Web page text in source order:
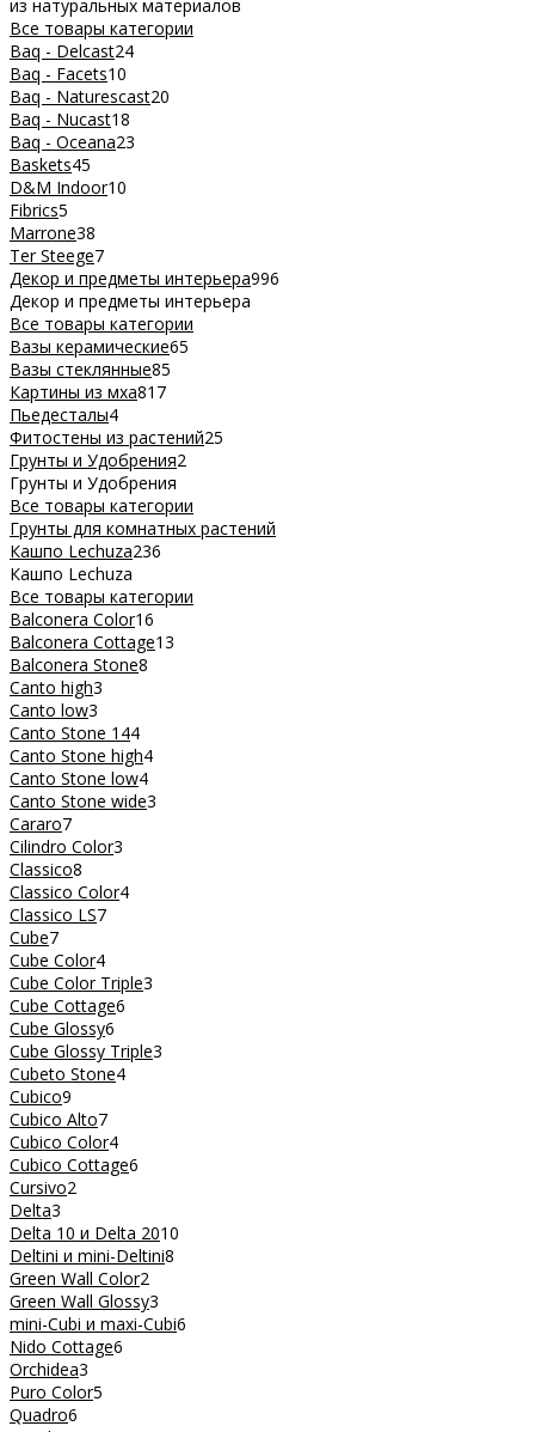
из натуральных материалов
Все товары категории
Baq - Delcast24
Baq - Facets10
Baq - Naturescast20
Baq - Nucast18
Baq - Oceana23
Baskets45
D&M Indoor10
Fibrics5
Marrone38
Ter Steege7
Декор и предметы интерьера996
Декор и предметы интерьера
Все товары категории
Вазы керамические65
Вазы стеклянные85
Картины из мха817
Пьедесталы4
Фитостены из растений25
Грунты и Удобрения2
Грунты и Удобрения
Все товары категории
Грунты для комнатных растений
Кашпо Lechuza236
Кашпо Lechuza
Все товары категории
Balconera Color16
Balconera Cottage13
Balconera Stone8
Canto high3
Canto low3
Canto Stone 144
Canto Stone high4
Canto Stone low4
Canto Stone wide3
Cararo7
Cilindro Color3
Classico8
Classico Color4
Classico LS7
Cube7
Cube Color4
Cube Color Triple3
Cube Cottage6
Cube Glossy6
Cube Glossy Triple3
Cubeto Stone4
Cubico9
Cubico Alto7
Cubico Color4
Cubico Cottage6
Cursivo2
Delta3
Delta 10 и Delta 2010
Deltini и mini-Deltini8
Green Wall Color2
Green Wall Glossy3
mini-Cubi и maxi-Cubi6
Nido Cottage6
Orchidea3
Puro Color5
Quadro6